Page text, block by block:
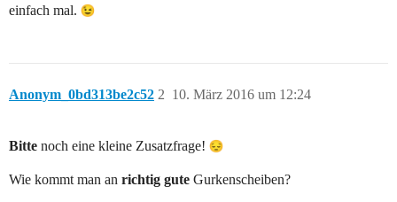
einfach mal.
Anonym_0bd313be2c52 10. März 2016 um 12:24
2
Bitte noch eine kleine Zusatzfrage!
Wie kommt man an richtig gute Gurkenscheiben?